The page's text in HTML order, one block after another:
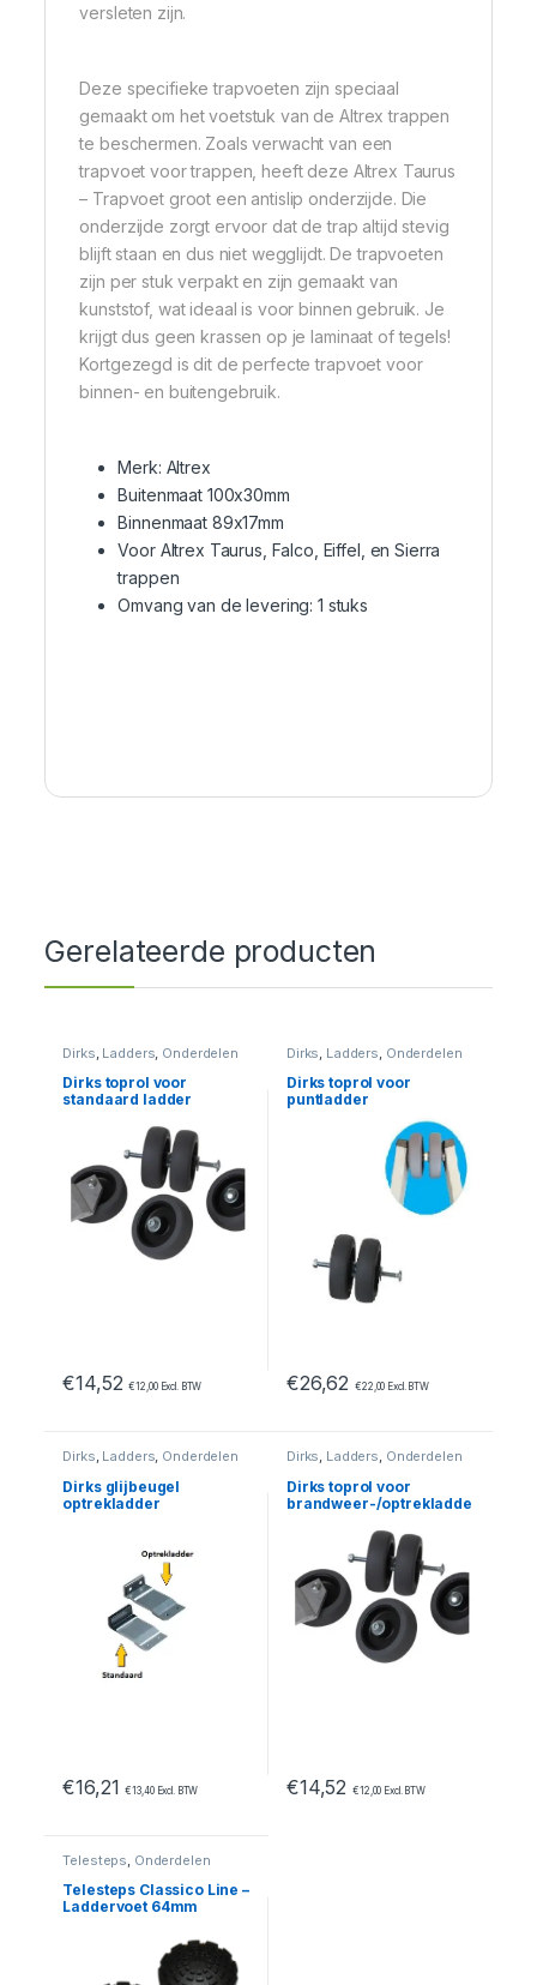
versleten zijn.
Deze specifieke trapvoeten zijn speciaal
gemaakt om het voetstuk van de Altrex trappen
te beschermen. Zoals verwacht van een
trapvoet voor trappen, heeft deze Altrex Taurus
– Trapvoet groot een antislip onderzijde. Die
onderzijde zorgt ervoor dat de trap altijd stevig
blijft staan en dus niet wegglijdt. De trapvoeten
zijn per stuk verpakt en zijn gemaakt van
kunststof, wat ideaal is voor binnen gebruik. Je
krijgt dus geen krassen op je laminaat of tegels!
Kortgezegd is dit de perfecte trapvoet voor
binnen- en buitengebruik.
Merk: Altrex
Buitenmaat 100x30mm
Binnenmaat 89x17mm
Voor Altrex Taurus, Falco, Eiffel, en Sierra
trappen
Omvang van de levering: 1 stuks
Gerelateerde producten
Dirks, Ladders, Onderdelen
Dirks toprol voor
standaard ladder
€14,52 €12,00Excl. BTW
Dirks, Ladders, Onderdelen
Dirks toprol voor
puntladder
€26,62 €22,00 Excl. BTW
Dirks, Ladders, Onderdelen
Dirks glijbeugel
optrekladder
€16,21 €13,40Excl. BTW
Dirks, Ladders, Onderdelen
Dirks toprol voor
brandweer-/optrekladde
€14,52 €12,00 Excl. BTW
Telesteps Onderdelen
Telesteps Classico Line –
Laddervoet 64mm